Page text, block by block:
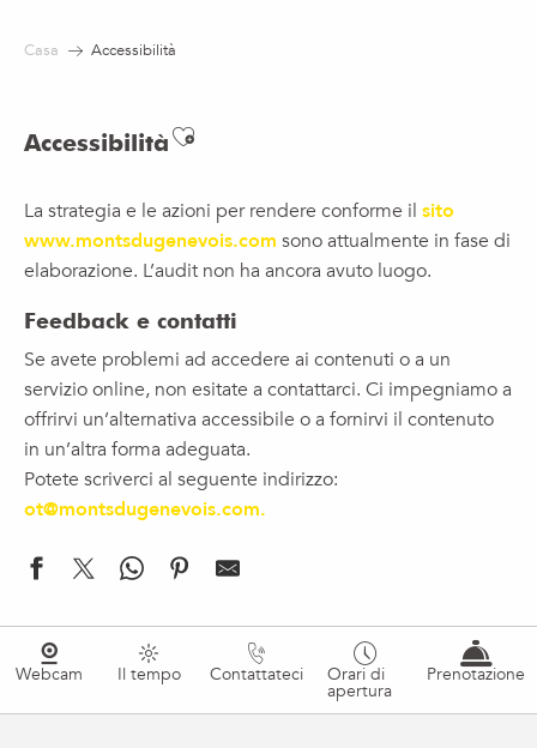
Casa Accessibilità
AccessibilitàAjouter aux favoris
La strategia e le azioni per rendere conforme il sito
www.montsdugenevois.com sono attualmente in fase di
elaborazione. L’audit non ha ancora avuto luogo.
Feedback e contatti
Se avete problemi ad accedere ai contenuti o a un
servizio online, non esitate a contattarci. Ci impegniamo a
offrirvi un’alternativa accessibile o a fornirvi il contenuto
in un’altra forma adeguata.
Potete scriverci al seguente indirizzo:
ot@montsdugenevois.com.
Webcam Il tempo Contattateci Orari di
apertura
Prenotazione